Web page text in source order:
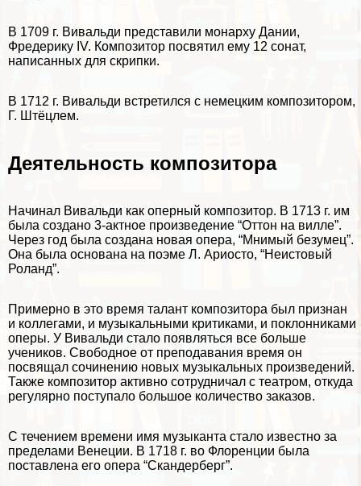
В 1709 г. Вивальди представили монарху Дании,
Фредерику IV. Композитор посвятил ему 12 сонат,
написанных для скрипки.
В 1712 г. Вивальди встретился с немецким композитором,
Г. Штёцлем.
Деятельность композитора
Начинал Вивальди как оперный композитор. В 1713 г. им
была создано 3-актное произведение “Оттон на вилле”.
Через год была создана новая опера, “Мнимый безумец”.
Она была основана на поэме Л. Ариосто, “Неистовый
Роланд”.
Примерно в это время талант композитора был признан
и коллегами, и музыкальными критиками, и поклонниками
оперы. У Вивальди стало появляться все больше
учеников. Свободное от преподавания время он
посвящал сочинению новых музыкальных произведений.
Также композитор активно сотрудничал с театром, откуда
регулярно поступало большое количество заказов.
С течением времени имя музыканта стало известно за
пределами Венеции. В 1718 г. во Флоренции была
поставлена его опера “Скандерберг”.